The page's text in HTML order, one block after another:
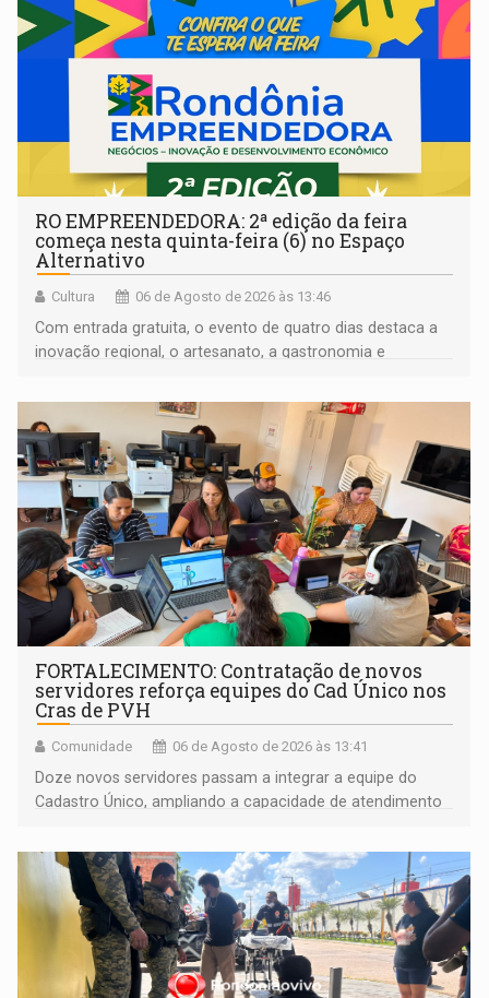
RO EMPREENDEDORA: 2ª edição da feira
começa nesta quinta-feira (6) no Espaço
Alternativo
Cultura 06 de Agosto de 2026 às 13:46
Com entrada gratuita, o evento de quatro dias destaca a
inovação regional, o artesanato, a gastronomia e
FORTALECIMENTO: Contratação de novos
servidores reforça equipes do Cad Único nos
Cras de PVH
Comunidade 06 de Agosto de 2026 às 13:41
Doze novos servidores passam a integrar a equipe do
Cadastro Único, ampliando a capacidade de atendimento